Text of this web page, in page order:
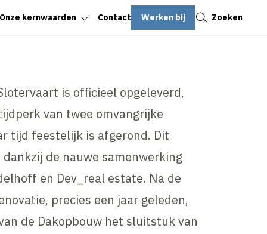
Onze kernwaarden Contact Werken bij Zoeken
is officieel opgeleverd,
van twee omvangrijke
tijd feestelijk is afgerond. Dit
de nauwe samenwerking
en Dev_real estate. Na de
precies een jaar geleden,
de Dakopbouw het sluitstuk van
Sluiten